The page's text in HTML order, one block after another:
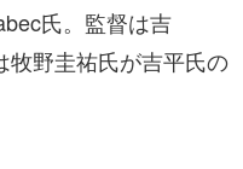
氏。 監督は吉
牧野圭祐氏が吉平氏の